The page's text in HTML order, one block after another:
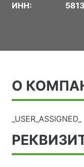
ИНН:
О
_USER_ASSIGNED_